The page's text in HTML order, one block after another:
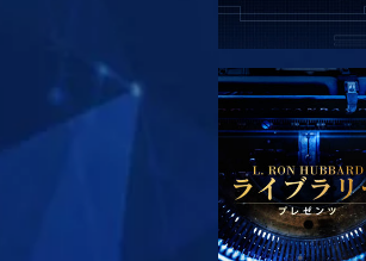
シリーズを探求